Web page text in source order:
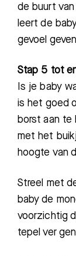
de buurt
leert de
gevoel
Stap 5 tot
Is je baby
is het goed
borst aan te
met het
hoogte van
Streel met
baby de
voorzichtig
tepel ver